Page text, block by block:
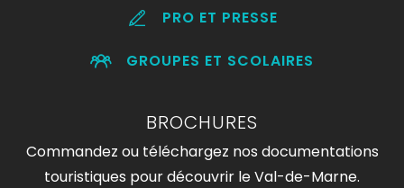
PRO ET PRESSE
GROUPES ET SCOLAIRES
BROCHURES
Commandez ou téléchargez nos documentations
touristiques pour découvrir le Val-de-Marne.